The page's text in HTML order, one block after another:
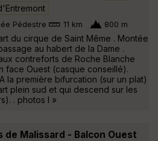
Pédestre 11 km 800 m
du cirque de Saint Même . Montée
au habert de la Dame .
contreforts de Roche Blanche
face Ouest (casque conseillé).
la première bifurcation (sur un plat)
plein sud et qui descend sur les
. photos l »
de Malissard - Balcon Ouest